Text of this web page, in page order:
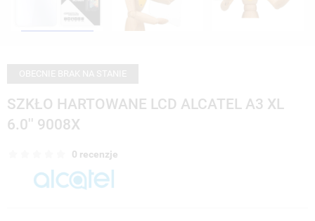
SZKŁO HARTOWANE LCD ALCATEL A3 XL
6.0'' 9008X
0 recenzje